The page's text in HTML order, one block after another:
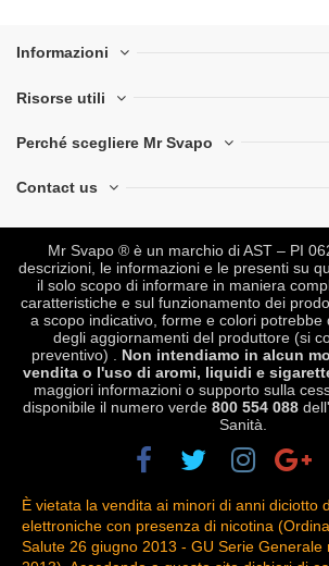
Informazioni
Risorse utili
Perché scegliere Mr Svapo
Contact us
Mr Svapo ® è un marchio di AST – PI
descrizioni, le informazioni e le presenti su
il solo scopo di informare in maniera
caratteristiche e sul funzionamento dei
a scopo indicativo, forme e colori potrebbe
degli aggiornamenti del produttore (si
preventivo) . Non intendiamo in alcun
vendita o l'uso di aromi, liquidi e
maggiori informazioni o supporto sulla
disponibile il numero verde 800 554 088
Sanità.
È vietata la vendita ai minori di anni diciotto
elettroniche con presenza di nicotina
Salute 26 giugno 2013 - GU Serie Generale